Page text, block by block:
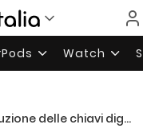
Watch
presto anche per il noleggio auto?